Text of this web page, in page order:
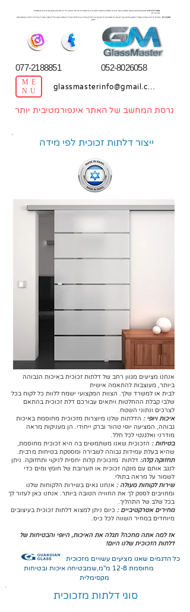
מפעל זכוכית:מראות,מקלחונים,קלפות למטבח,חיפוי זכוכית למטבח,חיסום,דלתות זכוכית,התזת חול,חריטה וחיתוך בלייזר,מחיצות אופן ספייס זכוכית,תמונות
מודולריות
מתן שירות : בנצרת עילית,בעפולה,במגדל העמק,בחיפה,בקריות,בקרית אתא,בקרית ים,בקרית ביאליק,בחדרה,בכרמיאל,בנהריה,בנתניה,בנוף הגליל,בנשר,בטבריה,בטירת כרמל,ביקנעם,באזור
צפון
077-2188851 052-8026058
ME
NU
glassmasterinfo@gmail.com
גרסת המחשב של האתר אינפורמטיבית יותר
ייצור דלתות זכוכית לפי מידה
אנחנו מציעים מגוון רחב של דלתות זכוכית באיכות הגבוהה
ביותר, מעוצבות להתאמה אישית
לבית או למשרד שלך. הצוות המקצועי ישמח ללוות כל לקוח בכל
שלבי קבלת ההחלטות ויתאים עבורכם דלת זכוכית בהתאם
לצרכים ונתוני השטח.
איכות ויופי : הדלתות שלנו מיוצרות מזכוכית מחוסמת באיכות
גבוהה, המציעה יופי טהור וברק ייחודי. הן מעניקות מראה
מודרני ואלגנטי לכל חלל.
בטיחות : הזכוכית שאנו משתמשים בה היא זכוכית מחוסמת,
שהיא בעלת עמידות גבוהה לשבירה ומספקת בטיחות מרבית.
תחזוקה קלה: דלתות מזכוכית קלות יחסית לניקוי ותחזוקה. ניתן
לנגב אותם עם מנקה זכוכית או תערובת של חומץ ומים כדי
לשמור על מראה בתולי.
שירות לקוחות מעולה : אנחנו גאים בשירות הלקוחות שלנו
ומחויבים לספק לך את החוויה הטובה ביותר. אנחנו כאן לעזור לך
בכל שלב של התהליך.
מחירים אטרקטיביים : כיום ניתן למצוא דלתות זכוכית בעיצובים
מיוחדים במחיר השווה לכל כיס.
אז למה אתה מחכה? תגלה את האיכות, היופי והבטיחות של
דלתות הזכוכית שלנו היום!
כל הדגמים שאנו מציעים עשויים מזכוכית
מחוסמת 12-8 מ''מ,שמבטיחה איכות ובטיחות
מקסימלית
סוגי דלתות מזכוכית